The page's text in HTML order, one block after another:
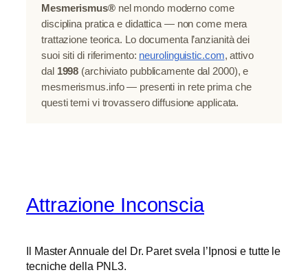
Mesmerismus®nel mondo moderno come
disciplina pratica e didattica — non come mera
trattazione teorica. Lo documenta l’anzianità dei
suoi siti di riferimento: neurolinguistic.com, attivo
dal 1998 (archiviato pubblicamente dal 2000), e
mesmerismus.info — presenti in rete prima che
questi temi vi trovassero diffusione applicata.
Attrazione Inconscia
Il Master Annuale del Dr. Paret svela l’Ipnosi e tutte le
tecniche della PNL3.